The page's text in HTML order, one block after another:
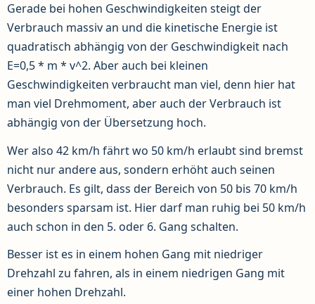
Gerade bei hohen Geschwindigkeiten steigt der
Verbrauch massiv an und die kinetische Energie ist
quadratisch abhängig von der Geschwindigkeit nach
E=0,5 * m * v^2. Aber auch bei kleinen
Geschwindigkeiten verbraucht man viel, denn hier hat
man viel Drehmoment, aber auch der Verbrauch ist
abhängig von der Übersetzung hoch.
Wer also 42 km/h fährt wo 50 km/h erlaubt sind bremst
nicht nur andere aus, sondern erhöht auch seinen
Verbrauch. Es gilt, dass der Bereich von 50 bis 70 km/h
besonders sparsam ist. Hier darf man ruhig bei 50 km/h
auch schon in den 5. oder 6. Gang schalten.
Besser ist es in einem hohen Gang mit niedriger
Drehzahl zu fahren, als in einem niedrigen Gang mit
einer hohen Drehzahl.